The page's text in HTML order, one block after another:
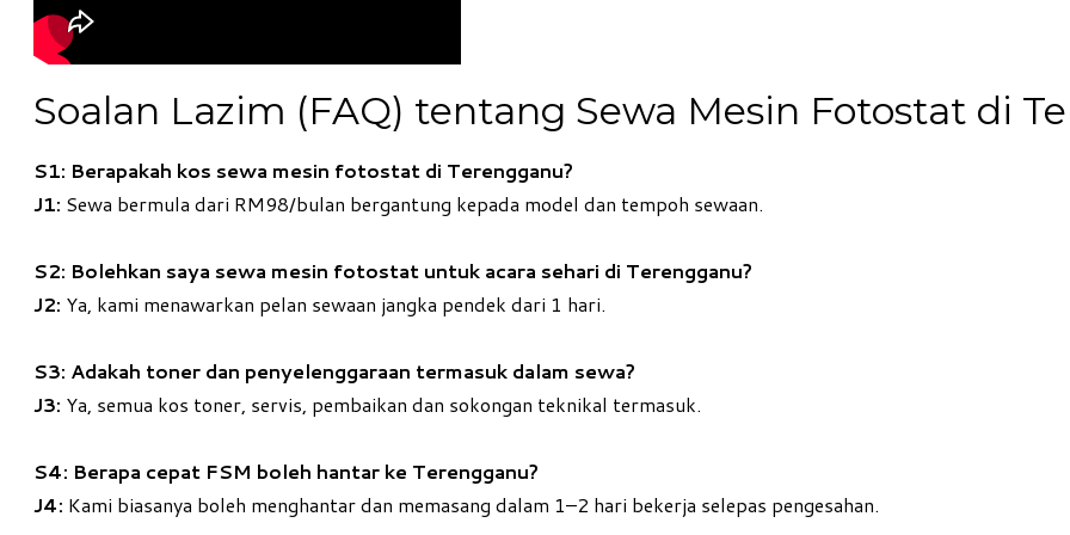
Soalan Lazim (FAQ) tentang Sewa Mesin Fotostat di
S1: Berapakah kos sewa mesin fotostat di Terengganu?
J1: Sewa bermula dari RM98/bulan bergantung kepada model dan tempoh sewaan.
S2: Bolehkan saya sewa mesin fotostat untuk acara sehari di Terengganu?
J2: Ya, kami menawarkan pelan sewaan jangka pendek dari 1 hari.
S3: Adakah toner dan penyelenggaraan termasuk dalam sewa?
J3: Ya, semua kos toner, servis, pembaikan dan sokongan teknikal termasuk.
S4: Berapa cepat FSM boleh hantar ke Terengganu?
J4: Kami biasanya boleh menghantar dan memasang dalam 1–2 hari bekerja selepas pengesahan.